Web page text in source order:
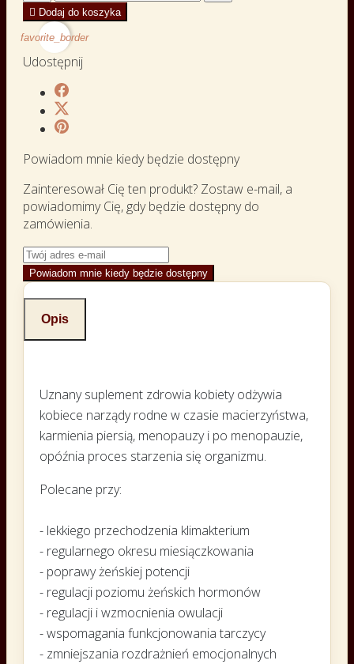
 Dodaj do koszyka
favorite_border
Udostępnij
Powiadom mnie kiedy będzie dostępny
Zainteresował Cię ten produkt? Zostaw e-mail, a
powiadomimy Cię, gdy będzie dostępny do
zamówienia.
Powiadom mnie kiedy będzie dostępny
Opis
Uznany suplement zdrowia kobiety odżywia
kobiece narządy rodne w czasie macierzyństwa,
karmienia piersią, menopauzy i po menopauzie,
opóźnia proces starzenia się organizmu.
Polecane przy:
- lekkiego przechodzenia klimakterium
- regularnego okresu miesiączkowania
- poprawy żeńskiej potencji
- regulacji poziomu żeńskich hormonów
- regulacji i wzmocnienia owulacji
- wspomagania funkcjonowania tarczycy
- zmniejszania rozdrażnień emocjonalnych